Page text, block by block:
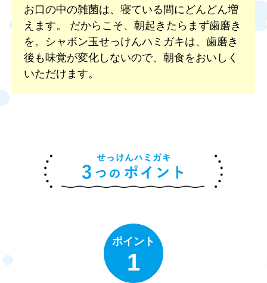
お口の中の雑菌は、寝ている間にどんどん増
えます。 だからこそ、朝起きたらまず歯磨き
を。シャボン玉せっけんハミガキは、歯磨き
後も味覚が変化しないので、朝食をおいしく
いただけます。
ポイント
1